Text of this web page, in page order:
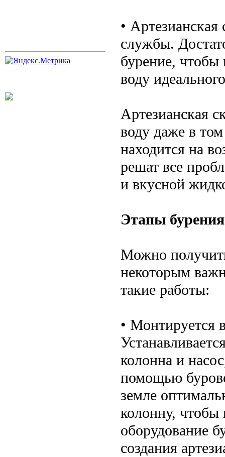
•
службы.
бурение, чтобы
воду
Артезианская
воду даже в
находится на
решат все
и вкусной
Этапы
Можно
некоторым
такие работы:
• Монтируется
колонна и
помощью
земле
колонну, чтобы
оборудование
создания